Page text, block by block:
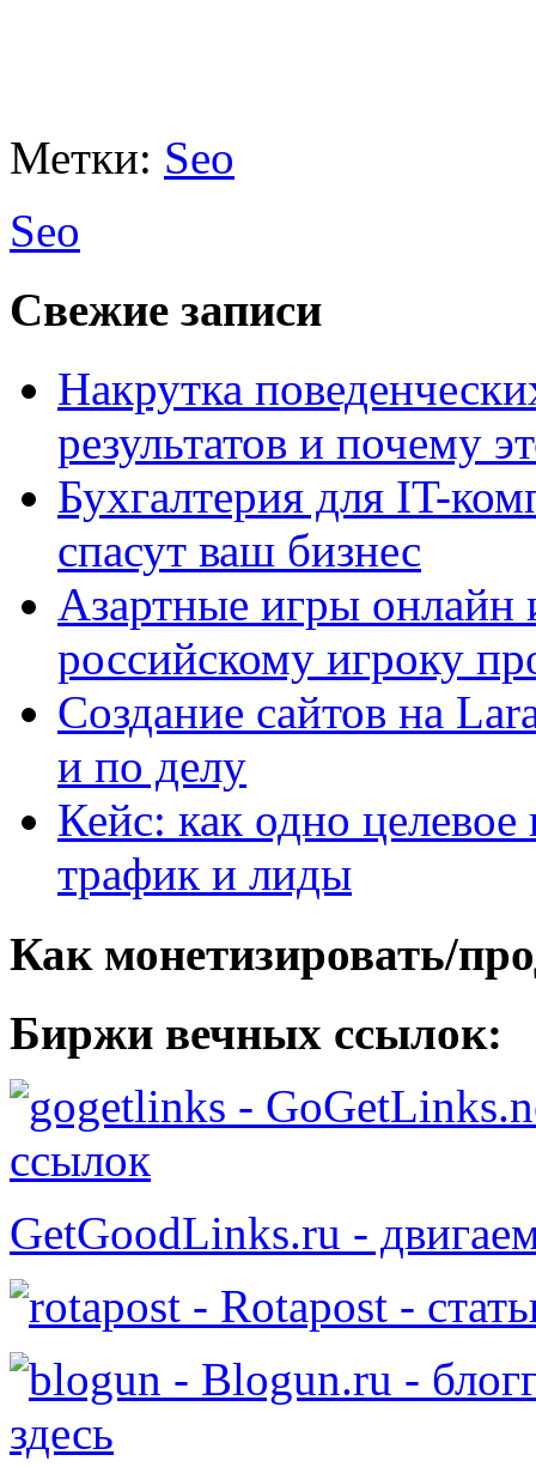
Метки: Seo
Seo
Свежие записи
Накрутка
результатов и почему
Бухгалтерия для IT-
спасут ваш бизнес
Азартные игры онлайн
российскому игроку
Создание сайтов на
и по делу
Кейс: как одно
трафик и лиды
Как монетизировать/
Биржи вечных ссылок:
-
ссылок
GetGoodLinks.ru -
- Rotapost -
- Blogun.ru -
здесь